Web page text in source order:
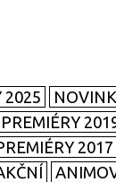
2025
PREMIÉRY
2017